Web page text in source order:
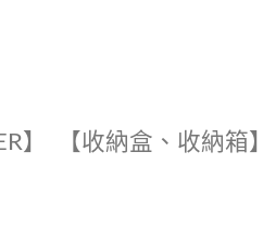
】 【收納盒、收納箱】